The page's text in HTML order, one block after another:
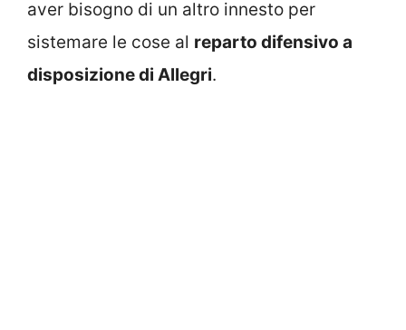
aver bisogno di un altro innesto per
sistemare le cose al reparto difensivo a
disposizione di Allegri.